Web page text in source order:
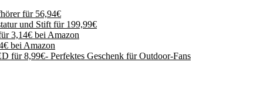
für 56,94€
und Stift für 199,99€
3,14€ bei Amazon
bei Amazon
für 8,99€- Perfektes Geschenk für Outdoor-Fans